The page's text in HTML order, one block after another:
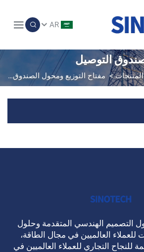
AR
التوصيل
المنتجات> مفتاح التوزيع ومحول الصندوق>
التصميم الهندسي المتقدمة وحلول
للعملاء العالميين في مجال الطاقة،
التجاري للعملاء العالميين في